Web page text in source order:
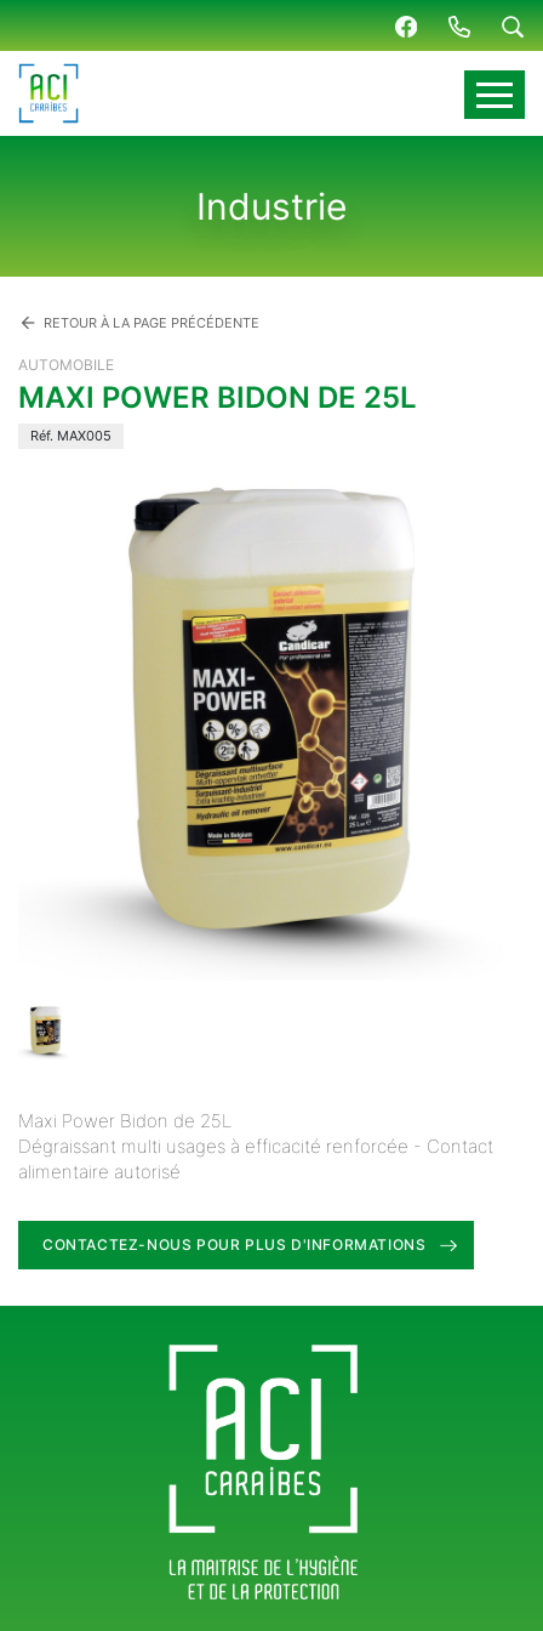
Industrie
arrow_back RETOUR À LA PAGE PRÉCÉDENTE
AUTOMOBILE
MAXI POWER BIDON DE 25L
Réf. MAX005
Maxi Power Bidon de 25L
Dégraissant multi usages à efficacité renforcée - Contact
alimentaire autorisé
CONTACTEZ-NOUS POUR PLUS D'INFORMATIONS
Panneau de gestion des cookies